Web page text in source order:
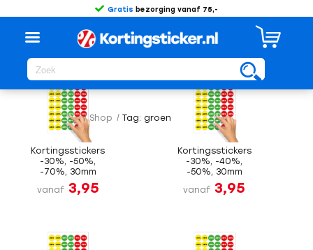
Gratis bezorging vanaf 75,-
/ Shop / Tag: groen
Sorteer opStandaard
Kortingsstickers
-30%, -50%,
-70%, 30mm
vanaf 3,95
Kortingsstickers
-30%, -40%,
-50%, 30mm
vanaf 3,95